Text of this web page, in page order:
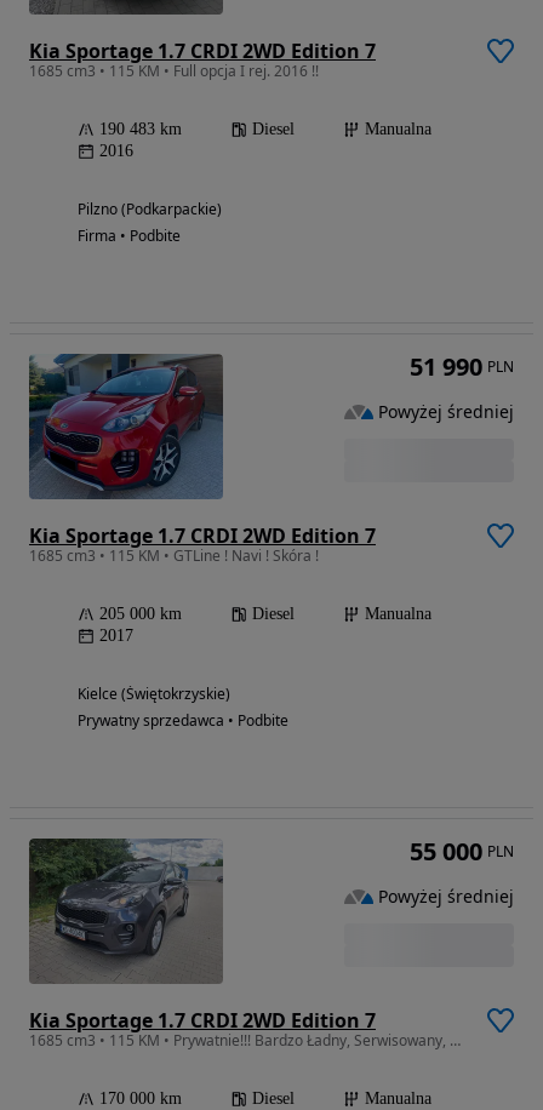
Kia Sportage 1.7 CRDI 2WD Edition 7
1685 cm3 • 115 KM • Full opcja I rej. 2016 !!
190 483 km Diesel
Manualna
2016
Pilzno (Podkarpackie)
Firma • Podbite
Kia Sportage 1.7 CRDI 2WD Edition 7
1685 cm3 • 115 KM • GTLine ! Navi ! Skóra !
205 000 km Diesel
Manualna
2017
Kielce (Świętokrzyskie)
Prywatny sprzedawca • Podbite
51 990 PLN
Powyżej średniej
Kia Sportage 1.7 CRDI 2WD Edition 7
1685 cm3 • 115 KM • Prywatnie!!! Bardzo Ładny, Serwisowany, Bezwypadkowy
170 000 km Diesel
Manualna
55 000 PLN
Powyżej średniej